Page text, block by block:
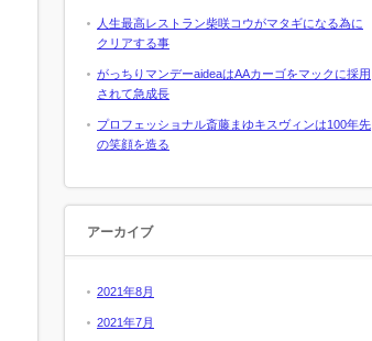
人生最高レストラン柴咲コウがマタギになる為に
クリアする事
がっちりマンデーaideaはAAカーゴをマックに採用
されて急成長
プロフェッショナル斎藤まゆキスヴィンは100年先
の笑顔を造る
アーカイブ
2021年8月
2021年7月